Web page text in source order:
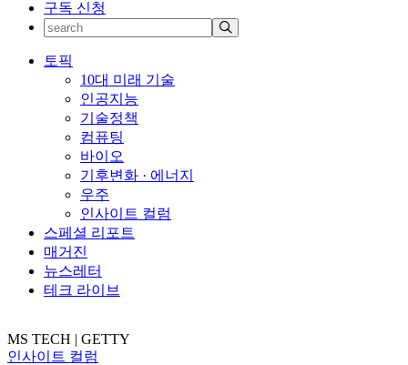
구독 신청
토픽
10대 미래 기술
인공지능
기술정책
컴퓨팅
바이오
기후변화 · 에너지
우주
인사이트 컬럼
스페셜 리포트
매거진
뉴스레터
테크 라이브
MS TECH | GETTY
인사이트 컬럼